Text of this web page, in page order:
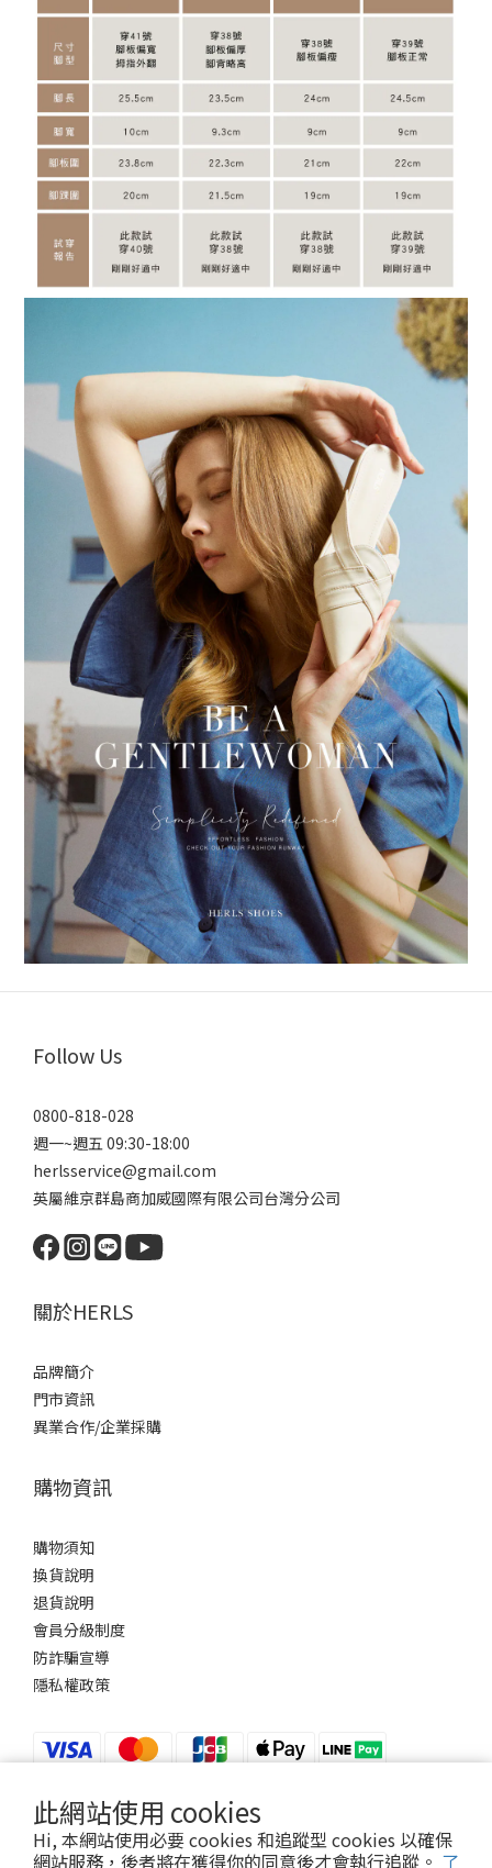
此網站使用 cookies
Hi, 本網站使用必要 cookies 和追蹤型 cookies 以確保
網站服務，後者將在獲得你的同意後才會執行追蹤。 了
Follow Us
0800-818-028
週一~週五 09:30-18:00
herlsservice@gmail.com
英屬維京群島商加威國際有限公司台灣分公司
關於HERLS
品牌簡介
門市資訊
異業合作/企業採購
購物資訊
購物須知
換貨說明
退貨說明
會員分級制度
防詐騙宣導
隱私權政策
$ TWD